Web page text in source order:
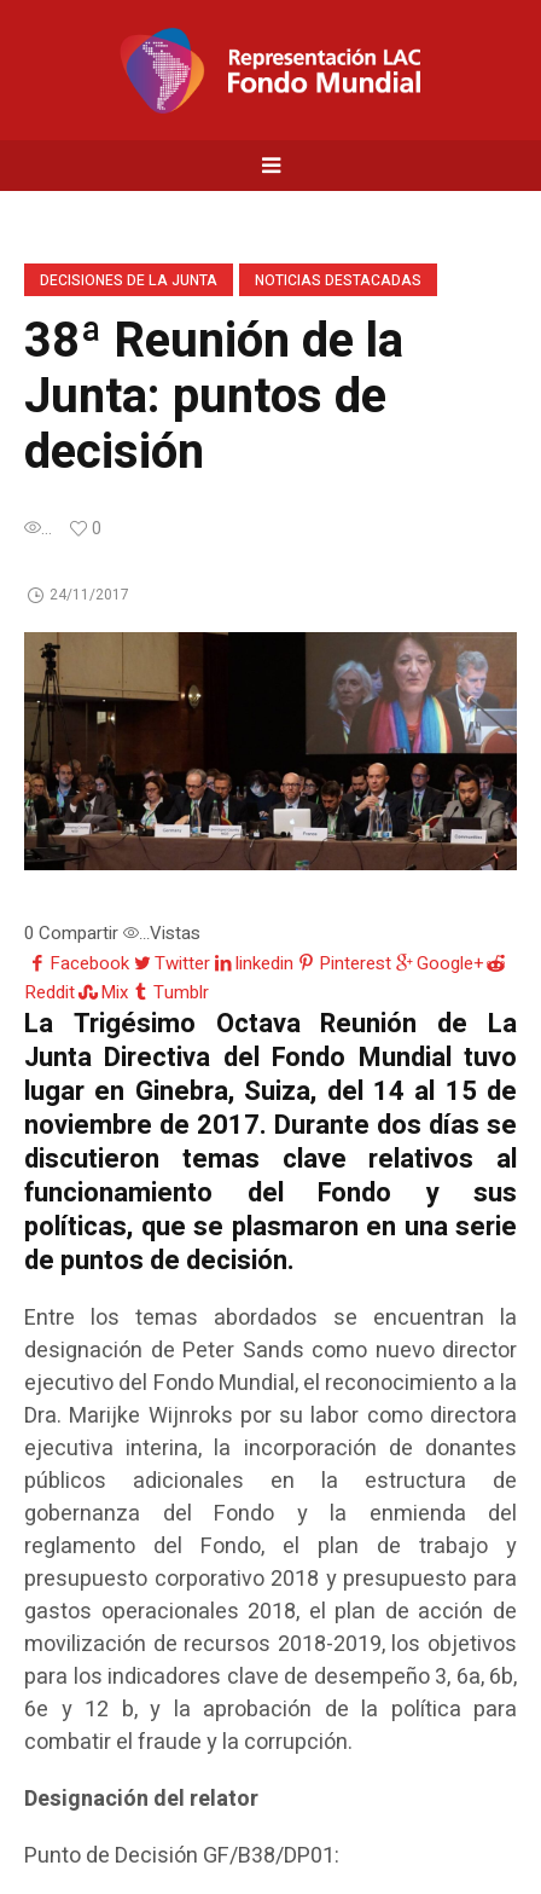
DECISIONES DE LA JUNTA NOTICIAS DESTACADAS
38ª Reunión de la
Junta: puntos de
decisión
... 0
24/11/2017
0 Compartir ...Vistas
Facebook
Twitter linkedin Pinterest
Google+
Reddit
Mix Tumblr
La Trigésimo Octava Reunión de La
Junta Directiva del Fondo Mundial tuvo
lugar en Ginebra, Suiza, del 14 al 15 de
noviembre de 2017. Durante dos días se
discutieron temas clave relativos al
funcionamiento del Fondo y sus
políticas, que se plasmaron en una serie
de puntos de decisión.
Entre los temas abordados se encuentran la
designación de Peter Sands como nuevo director
ejecutivo del Fondo Mundial, el reconocimiento a la
Dra. Marijke Wijnroks por su labor como directora
ejecutiva interina, la incorporación de donantes
públicos adicionales en la estructura de
gobernanza del Fondo y la enmienda del
reglamento del Fondo, el plan de trabajo y
presupuesto corporativo 2018 y presupuesto para
gastos operacionales 2018, el plan de acción de
movilización de recursos 2018-2019, los objetivos
para los indicadores clave de desempeño 3, 6a, 6b,
6e y 12 b, y la aprobación de la política para
combatir el fraude y la corrupción.
Designación del relator
Punto de Decisión GF/B38/DP01: